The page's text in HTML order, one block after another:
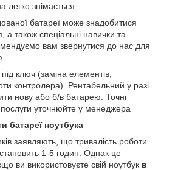
легко знімається
батареї може знадобитися
а також спеціальні навички та
вам звернутися до нас для
ключ (заміна елементів,
контролера). Рентабельний у разі
нову або б/в батарею. Точні
послуги уточнюйте у менеджера
батареї ноутбука
заявляють, що тривалість роботи
1-5 годин. Однак це
ви використовуєте свій ноутбук в